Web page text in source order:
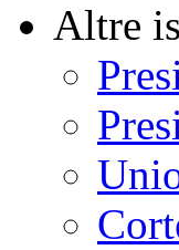
Altre